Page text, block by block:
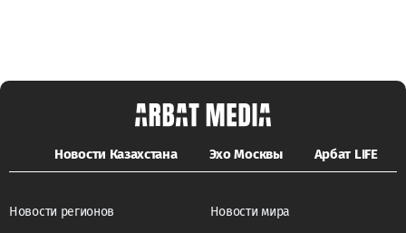
Новости Казахстана Эхо Москвы Арбат LIFE
Новости регионов
Новости мира